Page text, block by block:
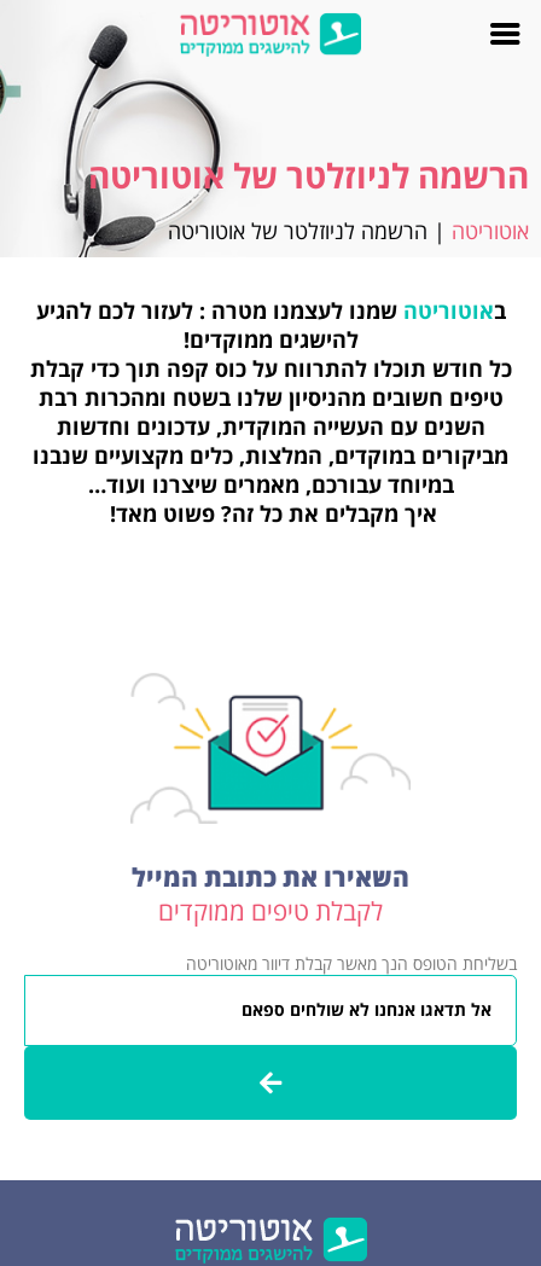
הרשמה לניוזלטר של אוטוריטה
אוטוריטה | הרשמה לניוזלטר של אוטוריטה
באוטוריטה שמנו לעצמנו מטרה : לעזור לכם להגיע
להישגים ממוקדים!
כל חודש תוכלו להתרווח על כוס קפה תוך כדי קבלת
טיפים חשובים מהניסיון שלנו בשטח ומהכרות רבת
השנים עם העשייה המוקדית,עדכונים וחדשות
מביקורים במוקדים, המלצות, כלים מקצועיים שנבנו
במיוחד עבורכם, מאמרים שיצרנו ועוד…
איך מקבלים את כל זה? פשוט מאד!
השאירו את כתובת המייל
לקבלת טיפים ממוקדים
בשליחת הטופס הנך מאשר קבלת דיוור מאוטוריטה